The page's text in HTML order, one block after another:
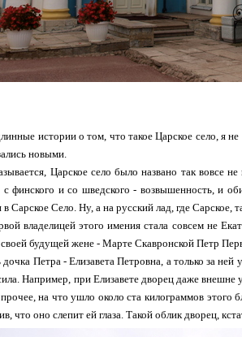
истории о том, что такое Царское село, я
новыми.
Царское село было названо так вовсе
финского и со шведского - возвышенность, и
в Сарское Село. Ну, а на русский лад, где
владелицей этого имения стала совсем не
будущей жене - Марте Скавронской Петр
дочка Петра - Елизавета Петровна, а только за
Например, при Елизавете дворец даже
на что ушло около ста килограммов
что оно слепит ей глаза. Такой облик дворец,